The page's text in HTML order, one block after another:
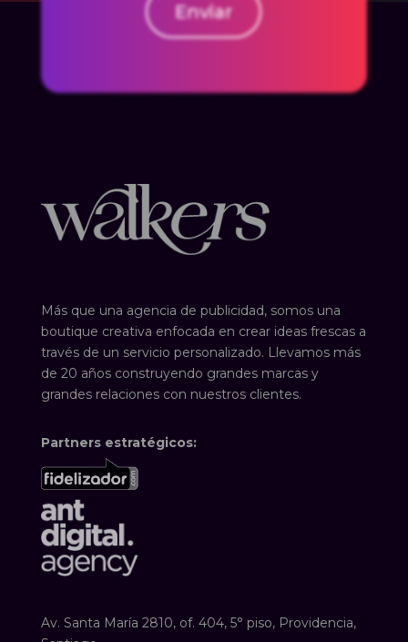
Enviar
Más que una agencia de publicidad, somos una
boutique creativa enfocada en crear ideas frescas a
través de un servicio personalizado. Llevamos más
de 20 años construyendo grandes marcas y
grandes relaciones con nuestros clientes.
Partners estratégicos:
Av. Santa María 2810, of. 404, 5° piso, Providencia,